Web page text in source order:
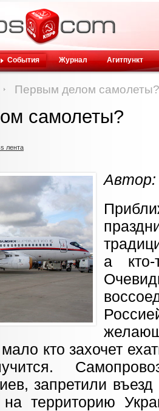
События Журнал Агитпункт
Первым делом самолеты?
самолеты?
лента
Автор:
а
кто захочет
запретили
территорию